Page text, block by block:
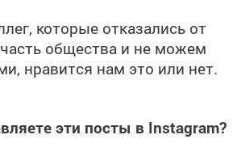
которые отказались от
общества и не можем
нравится нам это или нет.
эти посты в Instagram?